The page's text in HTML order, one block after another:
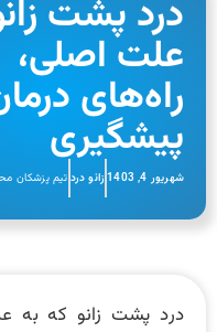
علت اصلی،
راه‌های
پیشگیری
شهریور 4, 1403 زانو درد تیم پزشکان
درد پشت زانو که به